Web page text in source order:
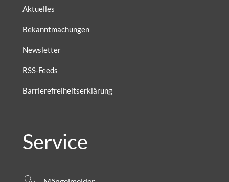
Aktuelles
Bekanntmachungen
Newsletter
RSS-Feeds
Barrierefreiheitserklärung
Service